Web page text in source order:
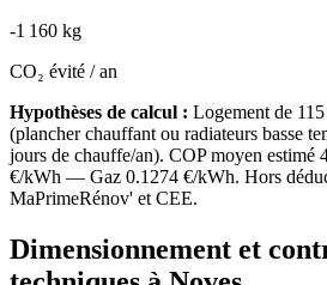
-1 160 kg
CO₂ évité / an
Hypothèses de calcul : Logement de 115
(plancher chauffant ou radiateurs basse
jours de chauffe/an). COP moyen estimé
€/kWh — Gaz 0.1274 €/kWh. Hors
MaPrimeRénov' et CEE.
Dimensionnement et